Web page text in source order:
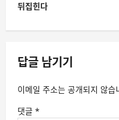
뒤집힌다
답글 남기기
이메일 주소는 공개되지 않습
댓글 *